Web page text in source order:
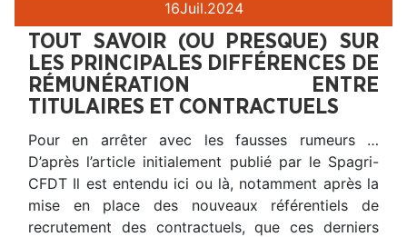
16Juil.2024
TOUT SAVOIR (OU PRESQUE) SUR
LES PRINCIPALES DIFFÉRENCES DE
RÉMUNÉRATION ENTRE
TITULAIRES ET CONTRACTUELS
Pour en arrêter avec les fausses rumeurs …
D’après l’article initialement publié par le Spagri-
CFDT Il est entendu ici ou là, notamment après la
mise en place des nouveaux référentiels de
recrutement des contractuels, que ces derniers